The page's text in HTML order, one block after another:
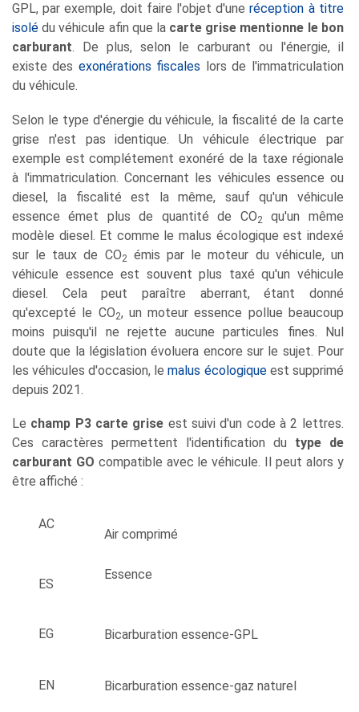
GPL, par exemple, doit faire l'objet d'uneréception à titre
isolé du véhicule afin que la carte grise mentionne le bon
carburant. De plus, selon le carburant ou l'énergie, il
existe des exonérations fiscales lors de l'immatriculation
du véhicule.
Selon le type d'énergie du véhicule, la fiscalité de la carte
grise n'est pas identique. Un véhicule électrique par
exemple est complétement exonéré de la taxe régionale
à l'immatriculation. Concernant les véhicules essence ou
diesel, la fiscalité est la même, sauf qu'un véhicule
essence émet plus de quantité de CO2
qu'un même
modèle diesel. Et comme le malus écologique est indexé
sur le taux de CO2
émis par le moteur du véhicule, un
véhicule essence est souvent plus taxé qu'un véhicule
diesel. Cela peut paraître aberrant, étant donné
qu'excepté le CO2, un moteur essence pollue beaucoup
moins puisqu'il ne rejette aucune particules fines. Nul
doute que la législation évoluera encore sur le sujet. Pour
les véhicules d'occasion, lemalus écologiqueest supprimé
depuis 2021.
Le champ P3 carte grise est suivi d'un code à 2 lettres.
Ces caractères permettent l'identification du type de
carburant GO compatible avec le véhicule. Il peut alors y
être affiché :
AC
Air comprimé
ES
Essence
EG Bicarburation essence-GPL
EN Bicarburation essence-gaz naturel